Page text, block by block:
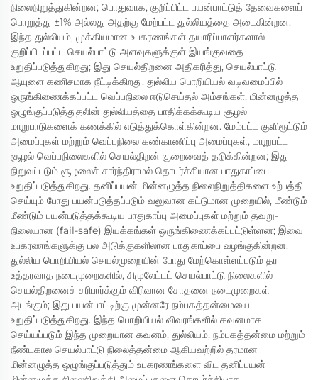
நிலைநிறுத்துகின்றன; பொதுவாக, குறிப்பிட்ட பயன்பாட்டுத் தேவைகளைப்
பொறுத்து ±1% அல்லது அதற்கு மேற்பட்ட துல்லியத்தை அடைகின்றன.
இந்த துல்லியம், முக்கியமான உபகரணங்கள் தயாரிப்பாளர்களால்
குறிப்பிடப்பட்ட செயல்பாட்டு அளவுகளுக்குள் இயங்குவதை
உறுதிப்படுத்துகிறது; இது செயல்திறனை அதிகரித்து, செயல்பாட்டு
ஆயுளை கணிசமாக நீட்டிக்கிறது. துல்லிய பொறியியல் வடிவமைப்பில்
ஒருங்கிணைக்கப்பட்ட வெப்பநிலை ஈடுசெய்தல் அம்சங்கள், மின்னழுத்த
ஒழுங்குப்படுத்துதலின் துல்லியத்தை பாதிக்கக்கூடிய சூழல்
மாறுபாடுகளைக் கணக்கில் எடுத்துக்கொள்கின்றன. மேம்பட்ட குளிரூட்டும்
அமைப்புகள் மற்றும் வெப்பநிலை கண்காணிப்பு அமைப்புகள், மாறுபட்ட
சூழல் வெப்பநிலைகளில் செயல்திறன் குறைவைத் தடுக்கின்றன; இது
நிறுவப்படும் சூழலைச் சார்ந்திராமல் தொடர்ச்சியான பாதுகாப்பை
உறுதிப்படுத்துகிறது. தனிப்பயன் மின்னழுத்த நிலைநிறுத்திகளை உற்பத்தி
செய்யும் போது பயன்படுத்தப்படும் வலுவான கட்டுமான முறையில், மீண்டும்
மீண்டும் பயன்படுத்தக்கூடிய பாதுகாப்பு அமைப்புகள் மற்றும் தவறு-
நிலையான (fail-safe) இயக்கங்கள் ஒருங்கிணைக்கப்பட்டுள்ளன; இவை
உபகரணங்களுக்கு பல அடுக்குகளிலான பாதுகாப்பை வழங்குகின்றன.
துல்லிய பொறியியல் செயல்முறையின் போது மேற்கொள்ளப்படும் தர
உத்தரவாத நடைமுறைகளில், சிமுலேட்டட் செயல்பாட்டு நிலைகளில்
செயல்திறனைச் சரிபார்க்கும் விரிவான சோதனை நடைமுறைகள்
அடங்கும்; இது பயன்பாட்டிற்கு முன்னரே நம்பகத்தன்மையை
உறுதிப்படுத்துகிறது. இந்த பொறியியல் விவரங்களில் கவனமாக
செய்யப்படும் இந்த முறையான கவனம், துல்லியம், நம்பகத்தன்மை மற்றும்
நீண்டகால செயல்பாட்டு நிலைத்தன்மை ஆகியவற்றில் தரமான
மின்னழுத்த ஒழுங்குப்படுத்தும் உபகரணங்களை விட தனிப்பயன்